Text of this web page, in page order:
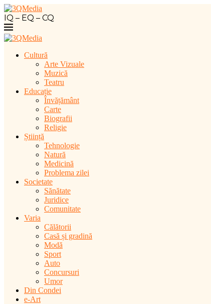
IQ – EQ – CQ
Cultură
Arte Vizuale
Muzică
Teatru
Educație
Învățământ
Carte
Biografii
Religie
Știință
Tehnologie
Natură
Medicină
Problema zilei
Societate
Sănătate
Juridice
Comunitate
Varia
Călătorii
Casă și gradină
Modă
Sport
Auto
Concursuri
Umor
Din Condei
e-Art